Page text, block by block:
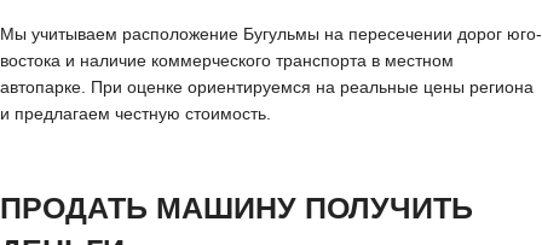
Мы учитываем расположение Бугульмы на пересечении дорог юго-
востока и наличие коммерческого транспорта в местном
автопарке. При оценке ориентируемся на реальные цены региона
и предлагаем честную стоимость.
ПРОДАТЬ МАШИНУ ПОЛУЧИТЬ